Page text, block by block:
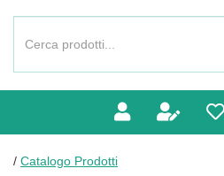
Prodotto
/ Catalogo Prodotti